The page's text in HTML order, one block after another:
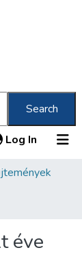
Search
Log In (current)
éve